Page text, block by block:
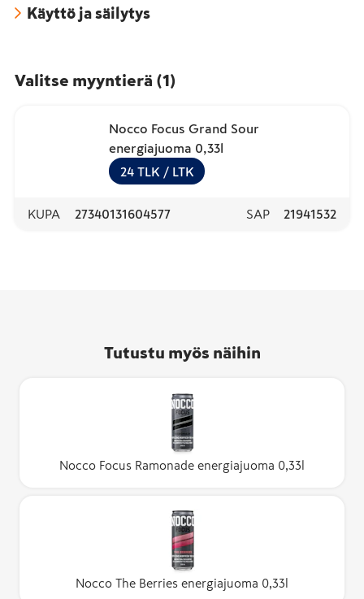
Käyttö ja säilytys
Valitse myyntierä (1 )
Nocco Focus Grand Sour
energiajuoma 0,33l
24 TLK / LTK
KUPA 27340131604577 SAP 21941532
Tutustu myös näihin
Nocco Focus Ramonade energiajuoma 0,33l
Nocco The Berries energiajuoma 0,33l